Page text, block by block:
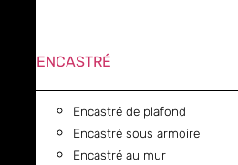
ENCASTRÉ
Encastré de plafond
Encastré sous armoire
Encastré au mur